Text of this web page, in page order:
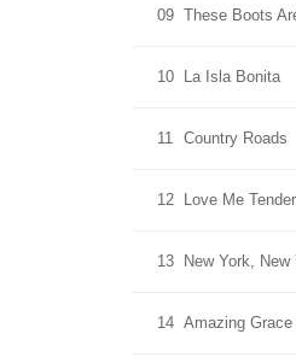
09 These Boots
10 La Isla Bonita
11 Country Roads
12 Love Me Tender
13 New York, New
14 Amazing Grace